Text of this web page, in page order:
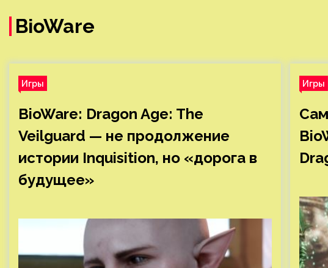
BioWare
Игры
BioWare: Dragon Age: The
Veilguard — не продолжение
истории Inquisition, но «дорога в
будущее»
Игры